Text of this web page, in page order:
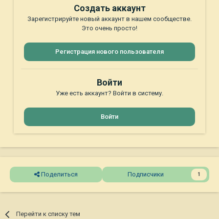
Создать аккаунт
Зарегистрируйте новый аккаунт в нашем сообществе.
Это очень просто!
Регистрация нового пользователя
Войти
Уже есть аккаунт? Войти в систему.
Войти
Поделиться Подписчики 1
Перейти к списку тем